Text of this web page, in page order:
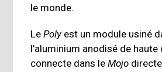
le monde.
LePolyest un module usiné
l’aluminium anodisé de
connecte dans leMojo